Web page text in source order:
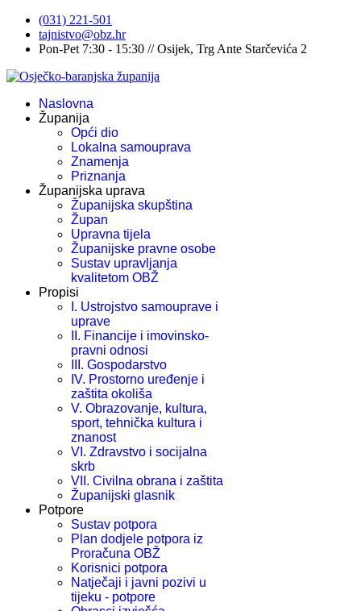
(031) 221-501
tajnistvo@obz.hr
Pon-Pet 7:30 - 15:30 // Osijek, Trg Ante Starčevića 2
Naslovna
Županija
Opći dio
Lokalna samouprava
Znamenja
Priznanja
Županijska uprava
Županijska skupština
Župan
Upravna tijela
Županijske pravne osobe
Sustav upravljanja
kvalitetom OBŽ
Propisi
I. Ustrojstvo samouprave i
uprave
II. Financije i imovinsko-
pravni odnosi
III. Gospodarstvo
IV. Prostorno uređenje i
zaštita okoliša
V. Obrazovanje, kultura,
sport, tehnička kultura i
znanost
VI. Zdravstvo i socijalna
skrb
VII. Civilna obrana i zaštita
Županijski glasnik
Potpore
Sustav potpora
Plan dodjele potpora iz
Proračuna OBŽ
Korisnici potpora
Natječaji i javni pozivi u
tijeku - potpore